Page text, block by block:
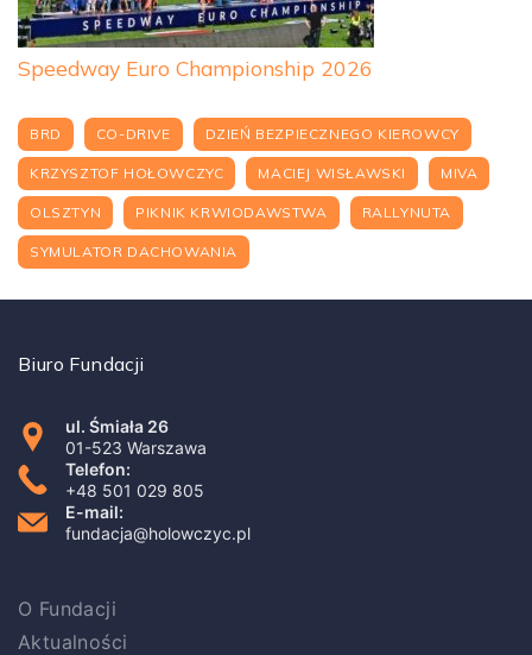
Speedway Euro Championship 2026
BRD CO-DRIVE DZIEŃ BEZPIECZNEGO KIEROWCY
KRZYSZTOF HOŁOWCZYC MACIEJ WISŁAWSKI MIVA
OLSZTYN PIKNIK KRWIODAWSTWA RALLYNUTA
SYMULATOR DACHOWANIA
Biuro Fundacji
ul. Śmiała 26
01-523 Warszawa
Telefon:
+48 501 029 805
E-mail:
fundacja@holowczyc.pl
O Fundacji
Aktualności